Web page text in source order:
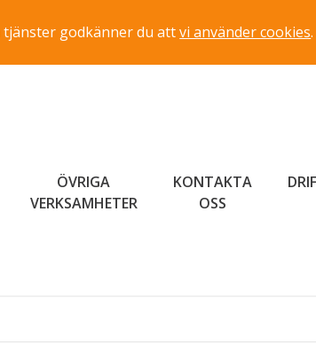
tjänster godkänner du attvi använder cookies.
ÖVRIGA
VERKSAMHETER
KONTAKTA
OSS